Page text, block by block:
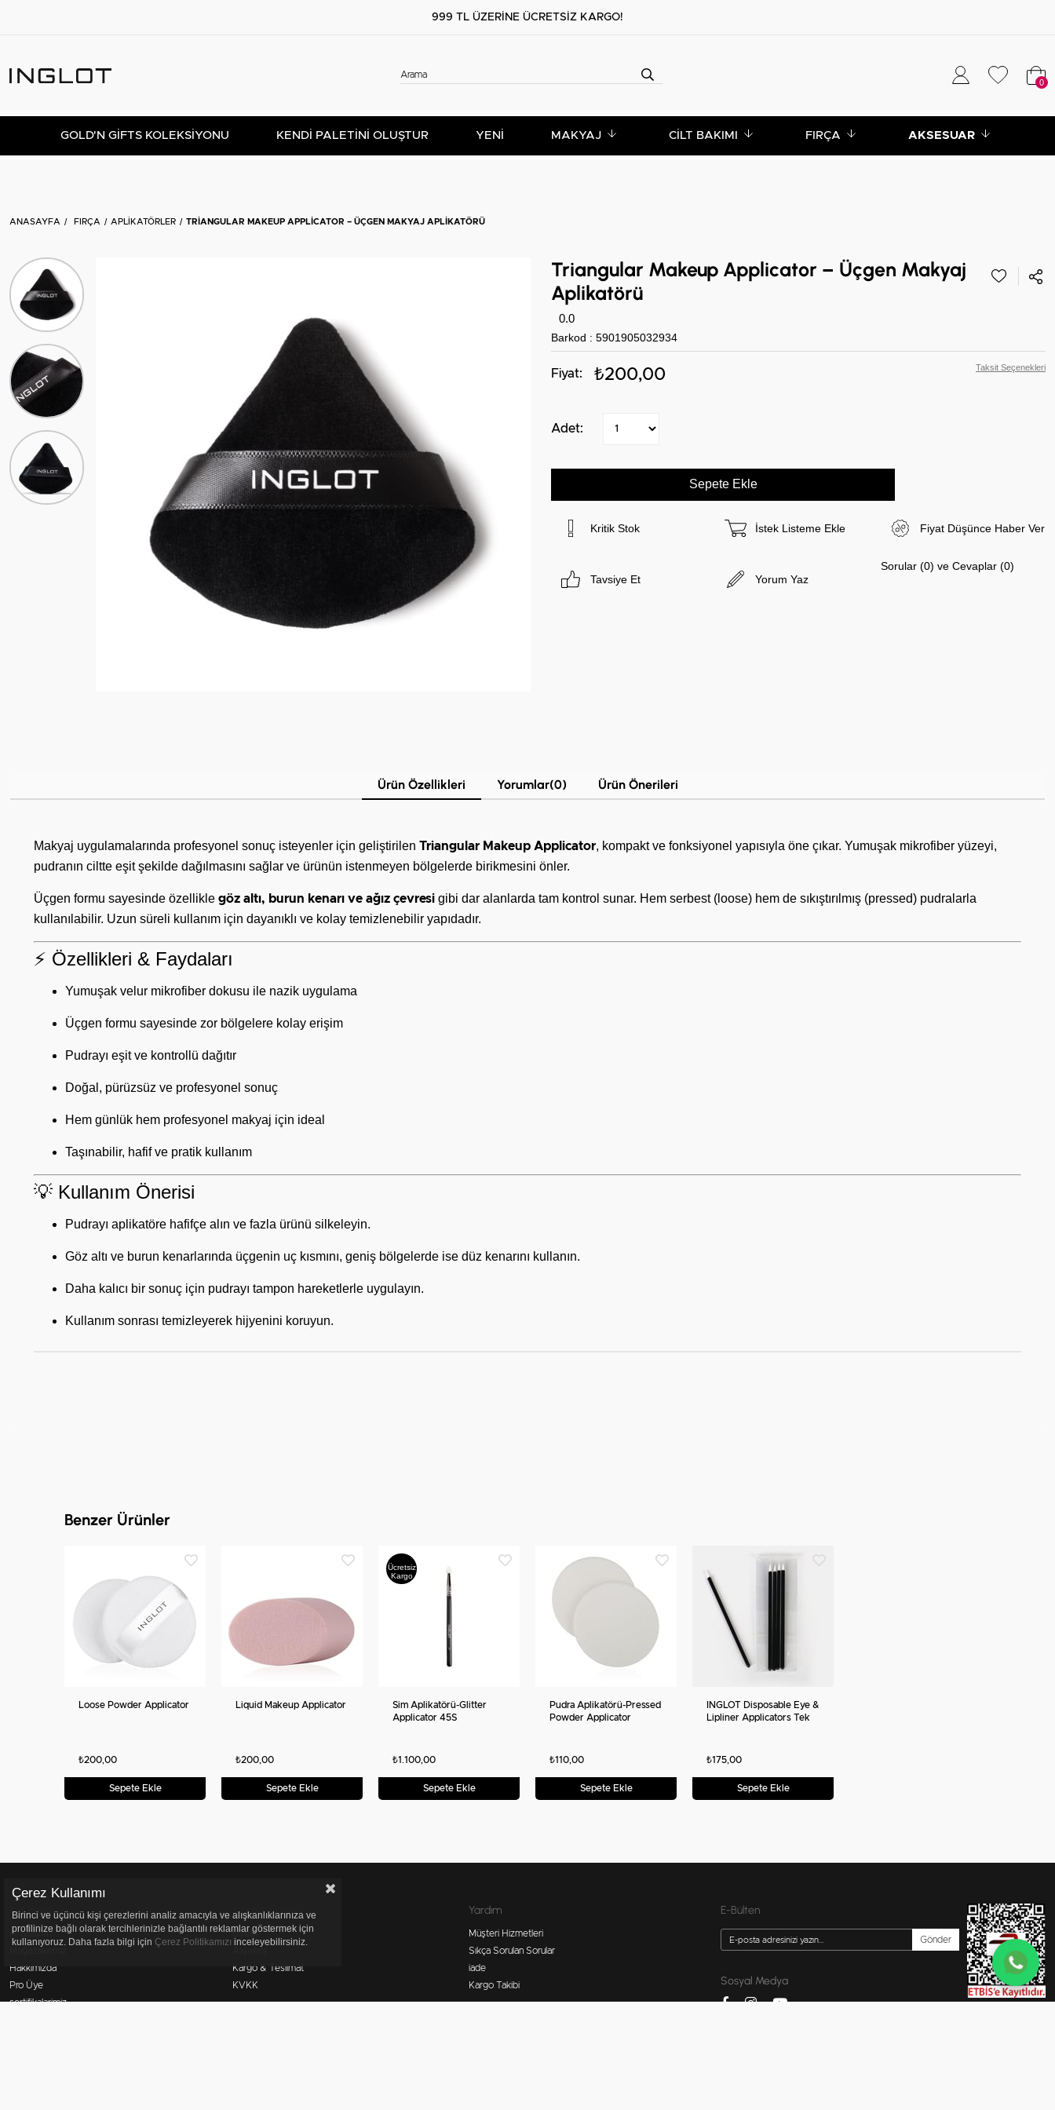
999 TL ÜZERİNE ÜCRETSİZ KARGO!
0
GOLD'N GIFTS KOLEKSIYONU KENDİ PALETİNİ OLUŞTUR YENİ MAKYAJ CILT BAKIMI FIRÇA AKSESUAR
ANASAYFA FIRÇA APLIKATÖRLER TRIANGULAR MAKEUP APPLICATOR – ÜÇGEN MAKYAJ APLIKATÖRÜ
Triangular Makeup Applicator – Üçgen Makyaj
Aplikatörü
0.0
Barkod : 5901905032934
₺200,00 Taksit Seçenekleri
Kritik Stok İstek Listeme Ekle Fiyat Düşünce Haber Ver
Tavsiye Et Yorum Yaz
Sorular (0) ve Cevaplar (0)
Ürün Özellikleri Yorumlar(0) Ürün Önerileri
Makyaj uygulamalarında profesyonel sonuç isteyenler için geliştirilen Triangular Makeup Applicator, kompakt ve fonksiyonel yapısıyla öne çıkar. Yumuşak mikrofiber yüzeyi,
pudranın ciltte eşit şekilde dağılmasını sağlar ve ürünün istenmeyen bölgelerde birikmesini önler.
Üçgen formu sayesinde özellikle göz altı, burun kenarı ve ağız çevresi gibi dar alanlarda tam kontrol sunar. Hem serbest (loose) hem de sıkıştırılmış (pressed) pudralarla
kullanılabilir. Uzun süreli kullanım için dayanıklı ve kolay temizlenebilir yapıdadır.
⚡ Özellikleri & Faydaları
Yumuşak velur mikrofiber dokusu ile nazik uygulama
Üçgen formu sayesinde zor bölgelere kolay erişim
Pudrayı eşit ve kontrollü dağıtır
Doğal, pürüzsüz ve profesyonel sonuç
Hem günlük hem profesyonel makyaj için ideal
Taşınabilir, hafif ve pratik kullanım
💡 Kullanım Önerisi
Pudrayı aplikatöre hafifçe alın ve fazla ürünü silkeleyin.
Göz altı ve burun kenarlarında üçgenin uç kısmını, geniş bölgelerde ise düz kenarını kullanın.
Daha kalıcı bir sonuç için pudrayı tampon hareketlerle uygulayın.
Kullanım sonrası temizleyerek hijyenini koruyun.
Benzer Ürünler
Loose Powder Applicator
₺200,00
Sepete Ekle
Liquid Makeup Applicator
₺200,00
Sepete Ekle
Ücretsiz
Kargo
Sim Aplikatörü-Glitter
Applicator 45S
₺1.100,00
Sepete Ekle
Pudra Aplikatörü-Pressed
Powder Applicator
₺110,00
Sepete Ekle
INGLOT Disposable Eye &
Lipliner Applicators Tek
₺175,00
Sepete Ekle
Kurumsal
Anasayfa
Hakkımızda
Pro Üye
sertifikalarimiz
Müşteri İlişkileri
Üyelik
Kargo & Teslimat
KVKK
Yardım
Müşteri Hizmetleri
Sıkça Sorulan Sorular
iade
Kargo Takibi
E-Bülten
Gönder
Sosyal Medya
Çerez Kullanımı
Birinci ve üçüncü kişi çerezlerini analiz amacıyla ve alışkanlıklarınıza ve
profilinize bağlı olarak tercihlerinizle bağlantılı reklamlar göstermek için
kullanıyoruz. Daha fazla bilgi için Çerez Politikamızı inceleyebilirsiniz.